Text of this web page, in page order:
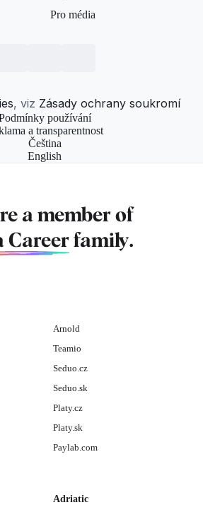
Pro média
, viz Zásady ochrany soukromí
používání
a transparentnost
Čeština
English
a member of
Career family.
Arnold
Teamio
Seduo.cz
Seduo.sk
Platy.cz
Platy.sk
Paylab.com
Adriatic